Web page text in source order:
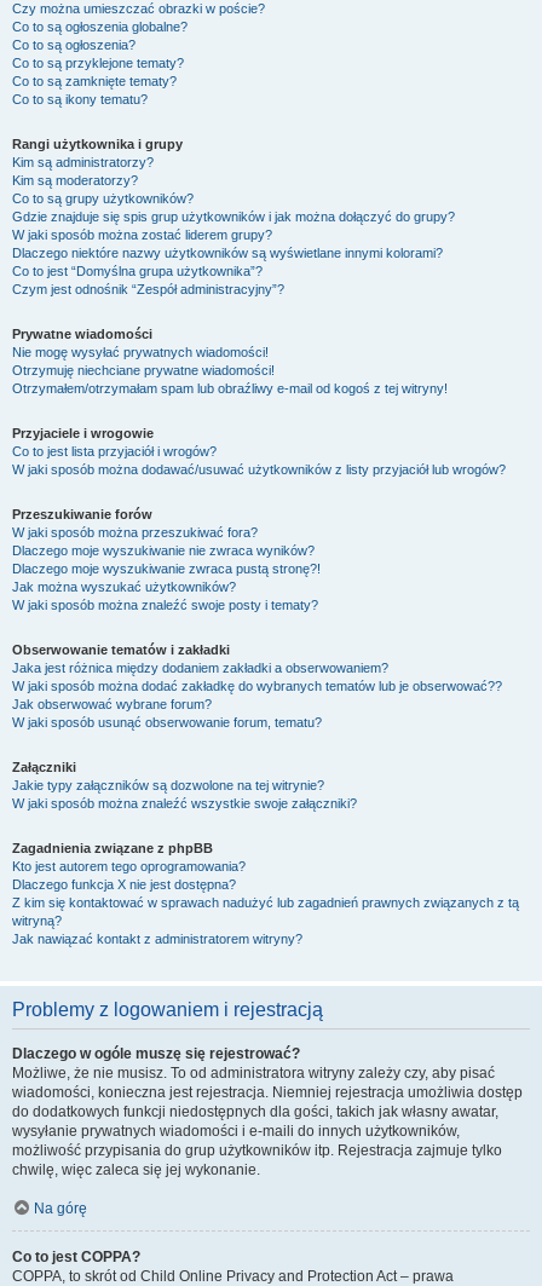
Czy można umieszczać obrazki w poście?
Co to są ogłoszenia globalne?
Co to są ogłoszenia?
Co to są przyklejone tematy?
Co to są zamknięte tematy?
Co to są ikony tematu?
Rangi użytkownika i grupy
Kim są administratorzy?
Kim są moderatorzy?
Co to są grupy użytkowników?
Gdzie znajduje się spis grup użytkowników i jak można dołączyć do grupy?
W jaki sposób można zostać liderem grupy?
Dlaczego niektóre nazwy użytkowników są wyświetlane innymi kolorami?
Co to jest “Domyślna grupa użytkownika”?
Czym jest odnośnik “Zespół administracyjny”?
Prywatne wiadomości
Nie mogę wysyłać prywatnych wiadomości!
Otrzymuję niechciane prywatne wiadomości!
Otrzymałem/otrzymałam spam lub obraźliwy e-mail od kogoś z tej witryny!
Przyjaciele i wrogowie
Co to jest lista przyjaciół i wrogów?
W jaki sposób można dodawać/usuwać użytkowników z listy przyjaciół lub wrogów?
Przeszukiwanie forów
W jaki sposób można przeszukiwać fora?
Dlaczego moje wyszukiwanie nie zwraca wyników?
Dlaczego moje wyszukiwanie zwraca pustą stronę?!
Jak można wyszukać użytkowników?
W jaki sposób można znaleźć swoje posty i tematy?
Obserwowanie tematów i zakładki
Jaka jest różnica między dodaniem zakładki a obserwowaniem?
W jaki sposób można dodać zakładkę do wybranych tematów lub je obserwować??
Jak obserwować wybrane forum?
W jaki sposób usunąć obserwowanie forum, tematu?
Załączniki
Jakie typy załączników są dozwolone na tej witrynie?
W jaki sposób można znaleźć wszystkie swoje załączniki?
Zagadnienia związane z phpBB
Kto jest autorem tego oprogramowania?
Dlaczego funkcja X nie jest dostępna?
Z kim się kontaktować w sprawach nadużyć lub zagadnień prawnych związanych z tą
witryną?
Jak nawiązać kontakt z administratorem witryny?
Problemy z logowaniem i rejestracją
Dlaczego w ogóle muszę się rejestrować?
Możliwe, że nie musisz. To od administratora witryny zależy czy, aby pisać
wiadomości, konieczna jest rejestracja. Niemniej rejestracja umożliwia dostęp
do dodatkowych funkcji niedostępnych dla gości, takich jak własny awatar,
wysyłanie prywatnych wiadomości i e-maili do innych użytkowników,
możliwość przypisania do grup użytkowników itp. Rejestracja zajmuje tylko
chwilę, więc zaleca się jej wykonanie.
Na górę
Co to jest COPPA?
COPPA, to skrót od Child Online Privacy and Protection Act – prawa